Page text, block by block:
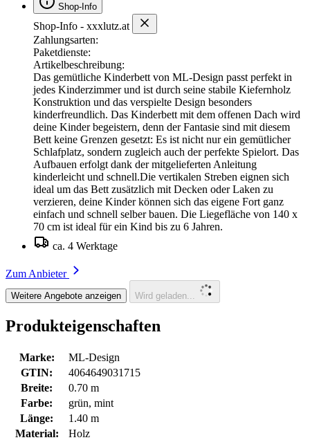
Shop-Info
Shop-Info - xxxlutz.at
Zahlungsarten:
Paketdienste:
Artikelbeschreibung:
Das gemütliche Kinderbett von ML-Design passt perfekt in
jedes Kinderzimmer und ist durch seine stabile Kiefernholz
Konstruktion und das verspielte Design besonders
kinderfreundlich. Das Kinderbett mit dem offenen Dach wird
deine Kinder begeistern, denn der Fantasie sind mit diesem
Bett keine Grenzen gesetzt: Es ist nicht nur ein gemütlicher
Schlafplatz, sondern zugleich auch der perfekte Spielort. Das
Aufbauen erfolgt dank der mitgelieferten Anleitung
kinderleicht und schnell.Die vertikalen Streben eignen sich
ideal um das Bett zusätzlich mit Decken oder Laken zu
verzieren, deine Kinder können sich das eigene Fort ganz
einfach und schnell selber bauen. Die Liegefläche von 140 x
70 cm ist ideal für ein Kind bis zu 6 Jahren.
ca. 4 Werktage
Zum Anbieter
Weitere Angebote anzeigen Wird geladen...
Produkteigenschaften
Marke:
ML-Design
GTIN:
4064649031715
Breite:
0.70 m
Farbe:
grün, mint
Länge:
1.40 m
Material:
Holz